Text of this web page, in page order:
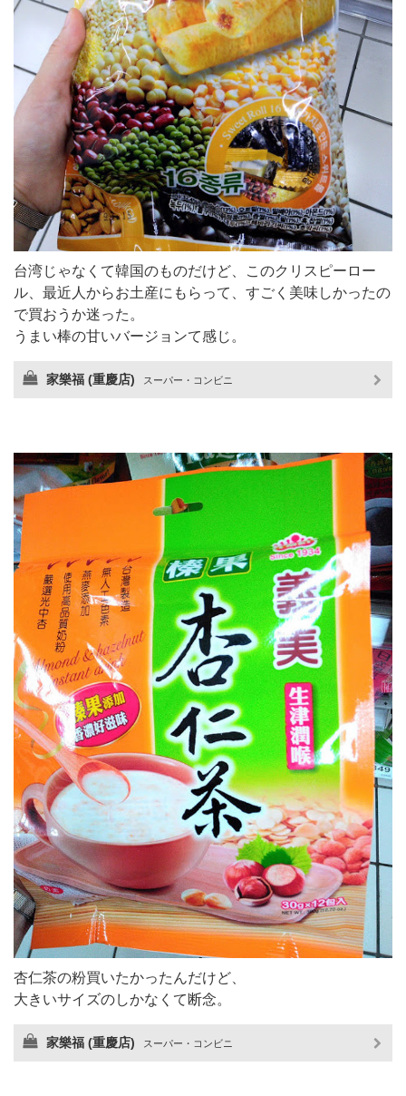
台湾じゃなくて韓国のものだけど、このクリスピーロー
ル、最近人からお土産にもらって、すごく美味しかったの
で買おうか迷った。
うまい棒の甘いバージョンて感じ。
家樂福 (重慶店) スーパー・コンビニ
杏仁茶の粉買いたかったんだけど、
大きいサイズのしかなくて断念。
家樂福 (重慶店) スーパー・コンビニ